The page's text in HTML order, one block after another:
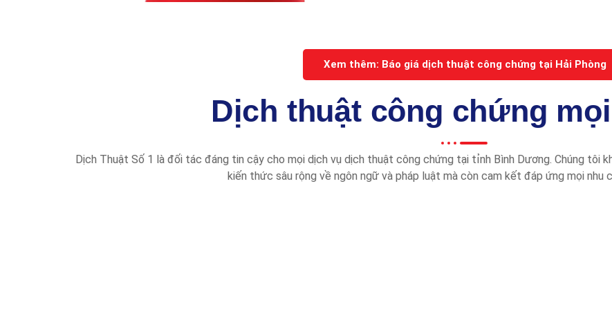
Xem thêm: Báo giá dịch thuật công chứng tại Hải Phòng
Dịch thuật công chứng
Dịch Thuật Số 1 là đối tác đáng tin cậy cho mọi dịch vụ dịch thuật công chứng tại tỉnh Bình Dương. Chúng tôi
kiến thức sâu rộng về ngôn ngữ và pháp luật mà còn cam kết đáp ứng mọi nhu